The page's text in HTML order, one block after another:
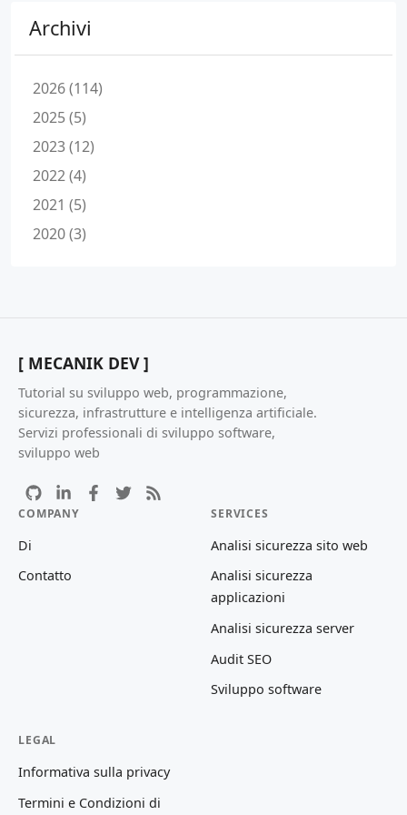
Archivi
2026 (114)
2025 (5)
2023 (12)
2022 (4)
2021 (5)
2020 (3)
[ MECANIK DEV ]
Tutorial su sviluppo web, programmazione,
sicurezza, infrastrutture e intelligenza artificiale.
Servizi professionali di sviluppo software,
sviluppo web
COMPANY
Di
Contatto
SERVICES
Analisi sicurezza sito web
Analisi sicurezza
applicazioni
Analisi sicurezza server
Audit SEO
Sviluppo software
LEGAL
Informativa sulla privacy
Termini e Condizioni di